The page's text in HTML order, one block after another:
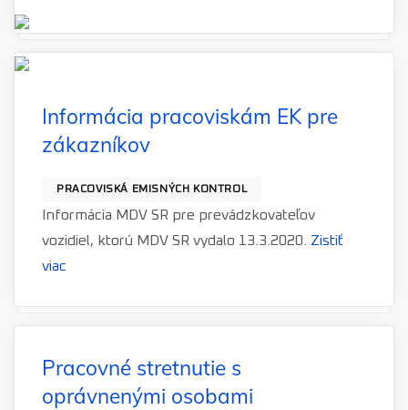
Informácia pracoviskám EK pre
zákazníkov
PRACOVISKÁ EMISNÝCH KONTROL
Informácia MDV SR pre prevádzkovateľov
vozidiel, ktorú MDV SR vydalo 13.3.2020. Zistiť
viac
Pracovné stretnutie s
oprávnenými osobami